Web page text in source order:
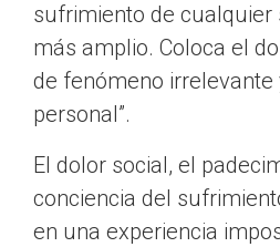
sufrimiento de cualquier
más amplio. Coloca el
de fenómeno
personal”.
El dolor social, el
conciencia del
en una experiencia